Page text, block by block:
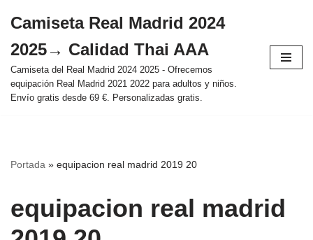
al
contenido
Camiseta Real Madrid 2024
2025→ Calidad Thai AAA
Camiseta del Real Madrid 2024 2025 - Ofrecemos
equipación Real Madrid 2021 2022 para adultos y niños.
Envío gratis desde 69 €. Personalizadas gratis.
Portada » equipacion real madrid 2019 20
equipacion real madrid